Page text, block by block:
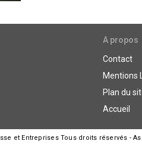
A propos
Contact
Mentions
Plan du
Accueil
et Entreprises Tous droits réservés -